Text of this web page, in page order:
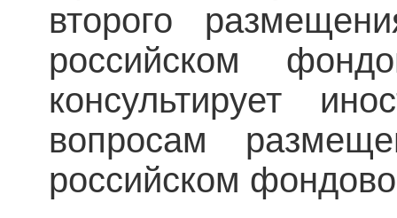
второго
российском
консультирует
вопросам
российском